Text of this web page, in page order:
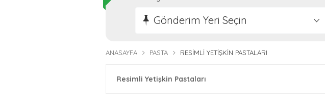
Gönderim Yeri Seçin
ANASAYFA PASTA RESIMLI YETIŞKIN PASTALARI
Resimli Yetişkin Pastaları